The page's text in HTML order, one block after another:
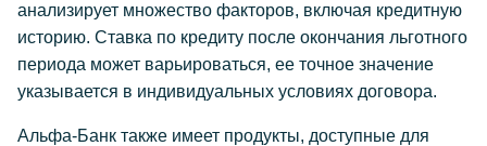
анализирует множество факторов, включая кредитную
историю. Ставка по кредиту после окончания льготного
периода может варьироваться, ее точное значение
указывается в индивидуальных условиях договора.
Альфа-Банк также имеет продукты, доступные для